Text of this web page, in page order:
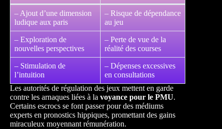
– Ajout d’une dimension
ludique aux paris
– Risque de dépendance
au jeu
– Exploration de
nouvelles perspectives
– Perte de vue de la
réalité des courses
– Stimulation de
l’intuition
– Dépenses excessives
en consultations
Les autorités de régulation des jeux mettent en garde
contre les arnaques liées à la voyance pour le PMU.
Certains escrocs se font passer pour des médiums
experts en pronostics hippiques, promettant des gains
miraculeux moyennant rémunération.